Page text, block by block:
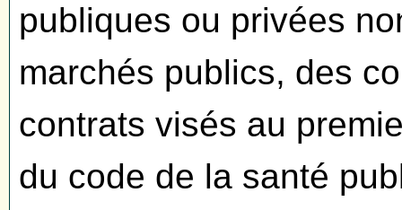
publiques ou privées
marchés publics, des
contrats visés au
du code de la santé